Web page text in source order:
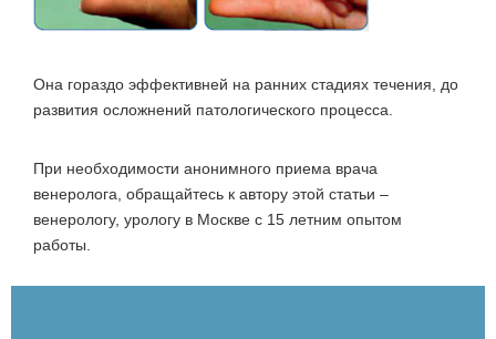
Она гораздо эффективней на ранних стадиях течения, до
развития осложнений патологического процесса.
При необходимости анонимного приема врача
венеролога, обращайтесь к автору этой статьи –
венерологу, урологу в Москве с 15 летним опытом
работы.